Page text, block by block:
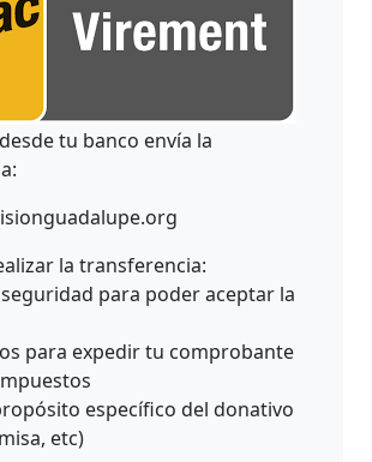
tu banco envía la
la transferencia:
para poder aceptar la
para expedir tu comprobante
específico del donativo
etc)